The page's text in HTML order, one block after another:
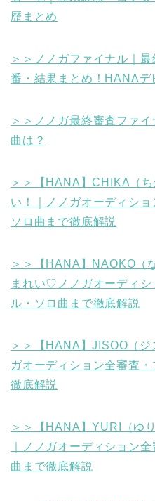
歴まとめ
＞＞ノノガファイナル｜
番・結果まとめ！HANAデ
＞＞ノノガ最終審査ファ
曲は？
＞＞【HANA】CHIKA（
い！｜ノノガオーディショ
ソロ曲まで徹底解説
＞＞【HANA】NAOKO（
まれい♡ノノガオーディシ
ル・ソロ曲まで徹底解説
＞＞【HANA】JISOO（
ガオーディション全審査
徹底解説
＞＞【HANA】YURI（ゆ
｜ノノガオーディション
曲まで徹底解説